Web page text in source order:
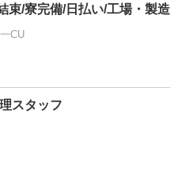
束/寮完備/日払い/工場・製造
CU
スタッフ